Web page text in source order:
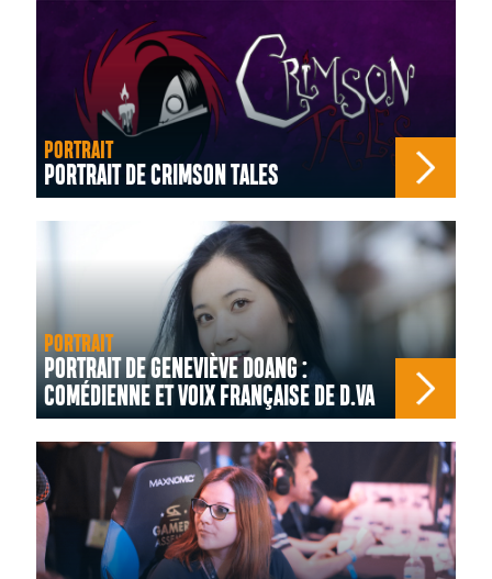
PORTRAIT
PORTRAIT DE CRIMSON TALES
PORTRAIT
PORTRAIT DE GENEVIÈVE DOANG :
COMÉDIENNE ET VOIX FRANÇAISE DE D.VA